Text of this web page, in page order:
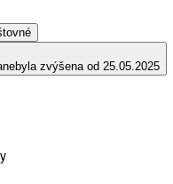
nebyla zvýšena od 25.05.2025